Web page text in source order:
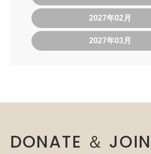
2027年02月
2027年03月
DONATE ＆ JOIN